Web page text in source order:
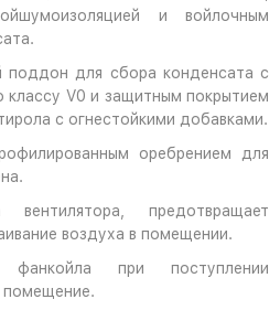
и войлочным
поддон для сбора конденсата с
V0 и защитным покрытием
с огнестойкими добавками.
оребрением для
вентилятора, предотвращает
воздуха в помещении.
при поступлении
помещение.